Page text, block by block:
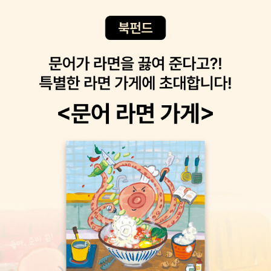
쳐 통금해제를 알리는 것이다.(33번) 한성부가 다스리는 곳은 도성
에 해당하는 곳이다. 조선 전기 한양은 도성 안은 도시, 성저십리는 농
촌으로 뚜렷이 구별되었다. 관례적으로 한양 주민은 도성 안쪽(사대
공간이 확장되었다.